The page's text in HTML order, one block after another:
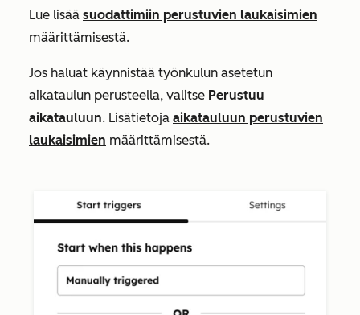
Lue lisää suodattimiin perustuvien laukaisimien
määrittämisestä.
Jos haluat käynnistää työnkulun asetetun
aikataulun perusteella, valitse Perustuu
aikatauluun. Lisätietoja aikatauluun perustuvien
laukaisimien määrittämisestä.